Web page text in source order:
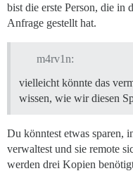
bist die erste Person, die in
Anfrage gestellt hat.
m4rv1n:
vielleicht könnte das
wissen, wie wir diesen
Du könntest etwas sparen,
verwaltest und sie remote
werden drei Kopien